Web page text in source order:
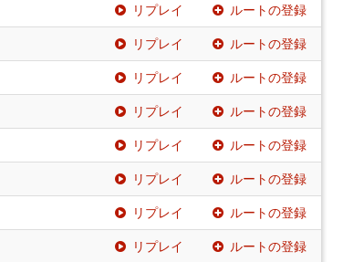
リプレイ ルートの登録
リプレイ ルートの登録
リプレイ ルートの登録
リプレイ ルートの登録
リプレイ ルートの登録
リプレイ ルートの登録
リプレイ ルートの登録
リプレイ ルートの登録